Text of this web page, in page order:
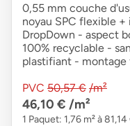
0,55 mm couche
noyau SPC flexible
DropDown - aspect
100% recyclable -
plastifiant - montage
PVC 50,57 € /m²
46,10 € /m²
1 Paquet: 1,76 m² à 81,14